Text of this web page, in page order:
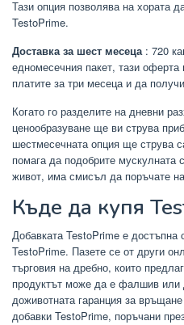
Тази опция позволява на хората
TestoPrime.
Доставка за шест месеца: 720
едномесечния пакет, тази
платите за три месеца и да
Когато го разделите на дневни
ценообразуване ще ви струва
шестмесечната опция ще струва
помага да подобрите мускулната
живот, има смисъл да поръчате
Къде да купя
Добавката TestoPrime е
TestoPrime. Пазете се от други
търговия на дребно, които
продуктът може да е фалшив или
доживотната гаранция за
добавки TestoPrime, поръчани